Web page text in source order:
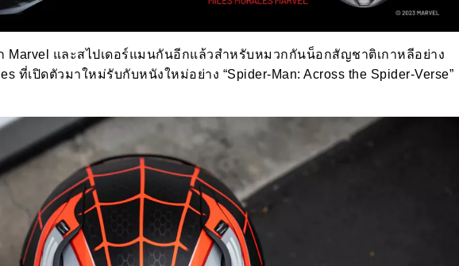
Marvel และสไปเดอร์แมนกันอีกแล้วสำหรับหมวกกันน็อกสัญชาติเกาหลีอย่าง
ที่เปิดตัวมาใหม่รับกับหนังใหม่อย่าง “Spider-Man: Across the Spider-Verse”